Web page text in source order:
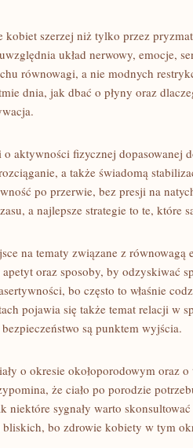
szerzej niż tylko przez
układ nerwowy, emocje,
równowagi, a nie modnych
dnia, jak dbać o płyny oraz
o aktywności fizycznej dopasowanej
a także świadomą
po przerwie, bez presji na
a najlepsze strategie to te, które
na tematy związane z równowagą
apetyt oraz sposoby, by odzyskiwać
bo często to właśnie
pojawia się także temat relacji w
są punktem wyjścia.
o okresie okołoporodowym oraz
że ciało po porodzie
niektóre sygnały warto
bo zdrowie kobiety w tym